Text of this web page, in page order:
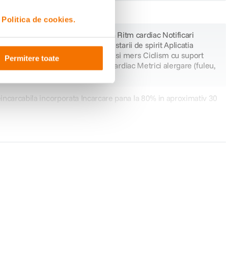
Politica de cookies.
Permitere toate
ale ovulatiei Aplicatia Ritm cardiac Notificari
pentru monitorizarea starii de spirit Aplicatia
de hipertensiune Alergare si mers Ciclism cu suport
personalizate Zone ritm cardiac Metrici alergare (fuleu,
incorporata Incarcare pana la 80% in aproximativ 30